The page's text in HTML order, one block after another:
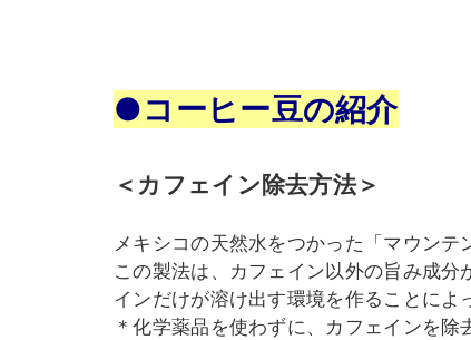
●コーヒー豆の紹介
＜カフェイン除去方法＞
メキシコの天然水をつかった「マウンテ
この製法は、カフェイン以外の旨み成
インだけが溶け出す環境を作ることによ
＊化学薬品を使わずに、カフェインを除